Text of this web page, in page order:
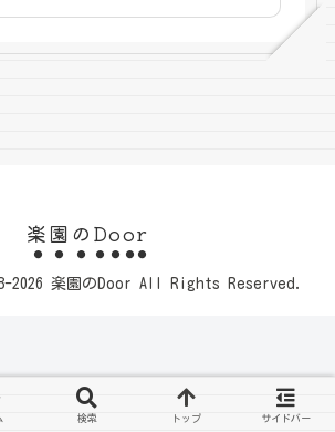
楽園のDoor
2026 楽園のDoor All Rights Reserved.
検索 トップ サイドバー